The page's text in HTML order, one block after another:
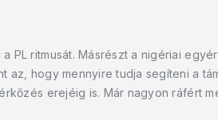
PL ritmusát. Másrészt a nigériai
hogy mennyire tudja segíteni a
erejéig is. Már nagyon ráfért